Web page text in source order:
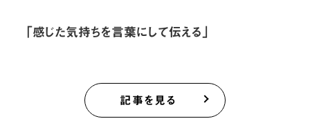
「感じた気持ちを言葉にして伝える」
記事を見る